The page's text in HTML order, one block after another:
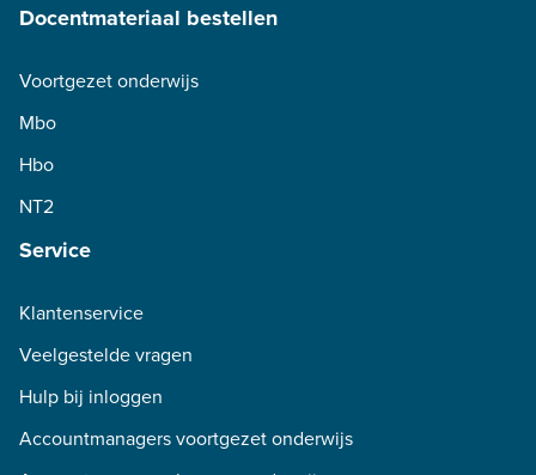
Docentmateriaal bestellen
Voortgezet onderwijs
Mbo
Hbo
NT2
Service
Klantenservice
Veelgestelde vragen
Hulp bij inloggen
Accountmanagers voortgezet onderwijs